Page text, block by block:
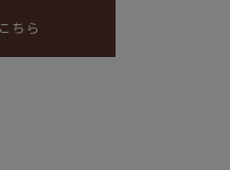
ちら